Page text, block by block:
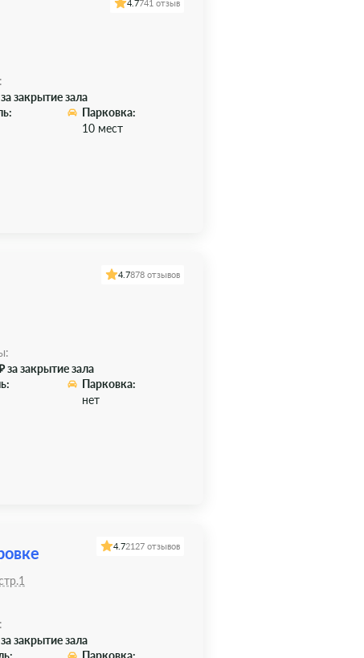
4.7741 отзыв
закрытие зала
Парковка:
10 мест
4.7878 отзывов
за закрытие зала
Парковка:
нет
4.72127 отзывов
закрытие зала
Парковка: